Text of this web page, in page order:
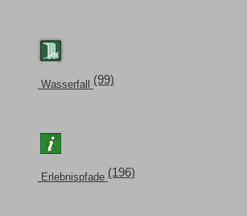
Wasserfall (99)
Erlebnispfade (196)